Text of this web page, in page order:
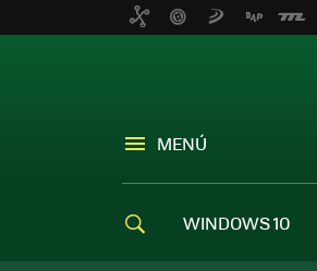
MENÚ
WINDOWS 10